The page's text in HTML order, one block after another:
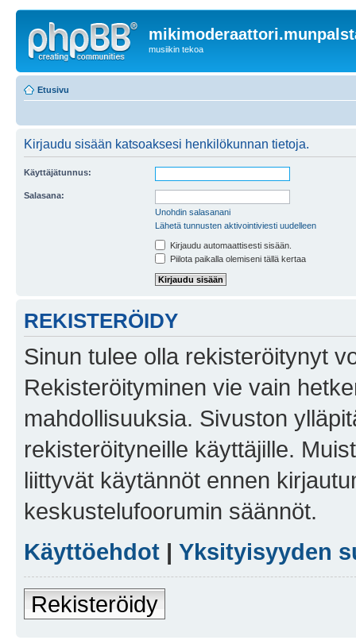
musiikin tekoa
Etusivu
Kirjaudu sisään katsoaksesi henkilökunnan tietoja.
Käyttäjätunnus:
Salasana:
Unohdin salasanani
Lähetä tunnusten aktivointiviesti uudelleen
Kirjaudu automaattisesti sisään.
Piilota paikalla olemiseni tällä kertaa
REKISTERÖIDY
Sinun tulee olla rekisteröitynyt
Rekisteröityminen vie vain
mahdollisuuksia. Sivuston
rekisteröityneille käyttäjille.
liittyvät käytännöt ennen
keskustelufoorumin säännöt.
Käyttöehdot | Yksityisyyden
Rekisteröidy